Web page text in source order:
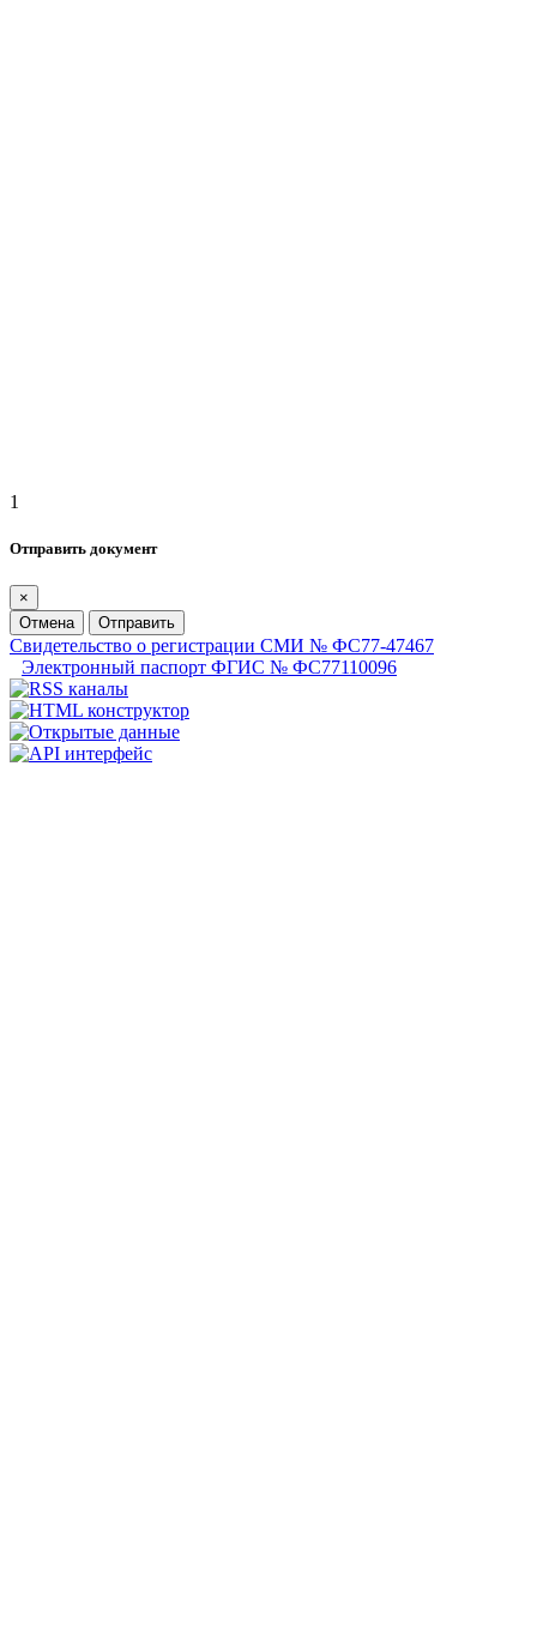
1
Отправить документ
×
Отмена
Отправить
Свидетельство о регистрации СМИ № ФС77-47467
Электронный паспорт ФГИС № ФС77110096